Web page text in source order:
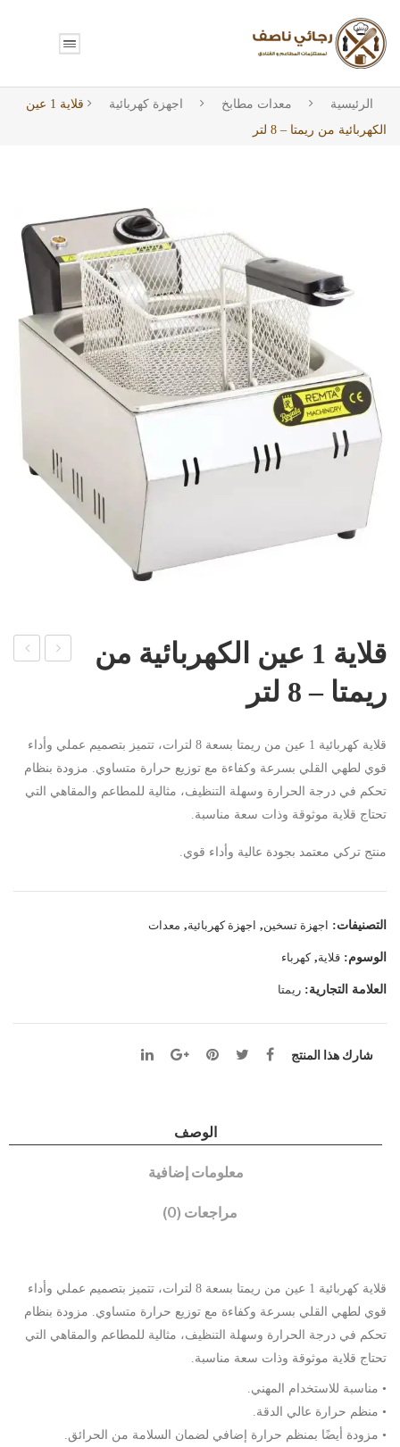
الرئيسية معدات مطابخ اجهزة كهربائية
قلاية 1 عين
الكهربائية من ريمتا – 8 لتر
ب
كهرب
ريمت
ا
الكه
الزي
قلاية 1 عين الكهربائية من
ريمتا – 8 لتر
قلاية كهربائية 1 عين من ريمتا بسعة 8 لترات، تتميز بتصميم عملي وأداء
قوي لطهي القلي بسرعة وكفاءة مع توزيع حرارة متساوي. مزودة بنظام
تحكم في درجة الحرارة وسهلة التنظيف، مثالية للمطاعم والمقاهي التي
تحتاج قلاية موثوقة وذات سعة مناسبة.
منتج تركي معتمد بجودة عالية وأداء قوي.
التصنيفات: اجهزة تسخين, اجهزة كهربائية, معدات
الوسوم: قلاية,كهرباء
العلامة التجارية: ريمتا
شارك هذا المنتج
الوصف
معلومات إضافية
مراجعات (0)
قلاية كهربائية 1 عين من ريمتا بسعة 8 لترات، تتميز بتصميم عملي وأداء
قوي لطهي القلي بسرعة وكفاءة مع توزيع حرارة متساوي. مزودة بنظام
تحكم في درجة الحرارة وسهلة التنظيف، مثالية للمطاعم والمقاهي التي
تحتاج قلاية موثوقة وذات سعة مناسبة.
• مناسبة للاستخدام المهني.
• منظم حرارة عالي الدقة.
• مزودة أيضًا بمنظم حرارة إضافي لضمان السلامة من الحرائق.